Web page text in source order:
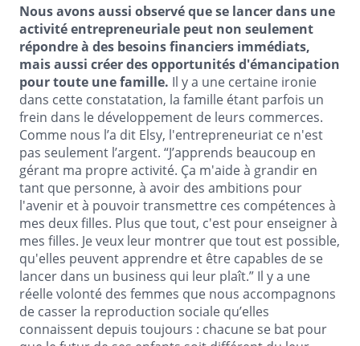
Nous avons aussi observé que se lancer dans une
activité entrepreneuriale peut non seulement
répondre à des besoins financiers immédiats,
mais aussi créer des opportunités d'émancipation
pour toute une famille. Il y a une certaine ironie
dans cette constatation, la famille étant parfois un
frein dans le développement de leurs commerces.
Comme nous l’a dit Elsy, l'entrepreneuriat ce n'est
pas seulement l’argent. “J’apprends beaucoup en
gérant ma propre activité. Ça m'aide à grandir en
tant que personne, à avoir des ambitions pour
l'avenir et à pouvoir transmettre ces compétences à
mes deux filles. Plus que tout, c'est pour enseigner à
mes filles. Je veux leur montrer que tout est possible,
qu'elles peuvent apprendre et être capables de se
lancer dans un business qui leur plaît.” Il y a une
réelle volonté des femmes que nous accompagnons
de casser la reproduction sociale qu’elles
connaissent depuis toujours : chacune se bat pour